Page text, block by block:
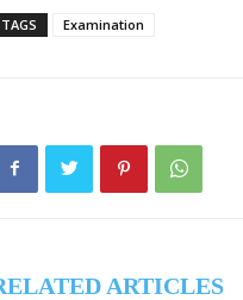
TAGS Examination
ARTICLES